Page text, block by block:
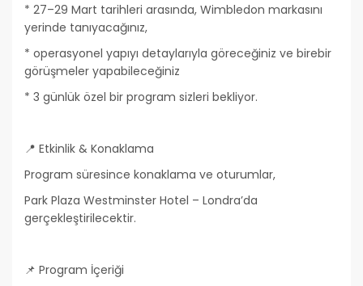
* 27–29 Mart tarihleri arasında, Wimbledon markasını
yerinde tanıyacağınız,
* operasyonel yapıyı detaylarıyla göreceğiniz ve birebir
görüşmeler yapabileceğiniz
* 3 günlük özel bir program sizleri bekliyor.
📍 Etkinlik & Konaklama
Program süresince konaklama ve oturumlar,
Park Plaza Westminster Hotel – Londra’da
gerçekleştirilecektir.
📌 Program İçeriği